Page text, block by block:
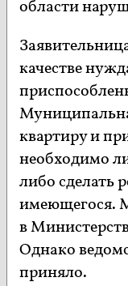
области
качестве
квартиру и
необходимо
либо сделать
имеющегося.
в
Однако
приняло.